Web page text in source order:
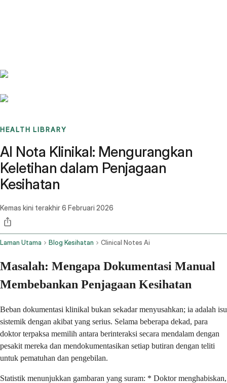
HEALTH LIBRARY
AI Nota Klinikal: Mengurangkan
Keletihan dalam Penjagaan
Kesihatan
Kemas kini terakhir6 Februari 2026
Laman Utama Blog Kesihatan Clinical Notes Ai
Masalah: Mengapa Dokumentasi Manual
Membebankan Penjagaan Kesihatan
Beban dokumentasi klinikal bukan sekadar menyusahkan; ia adalah isu
sistemik dengan akibat yang serius. Selama beberapa dekad, para
doktor terpaksa memilih antara berinteraksi secara mendalam dengan
pesakit mereka dan mendokumentasikan setiap butiran dengan teliti
untuk pematuhan dan pengebilan.
Statistik menunjukkan gambaran yang suram: * Doktor menghabiskan,